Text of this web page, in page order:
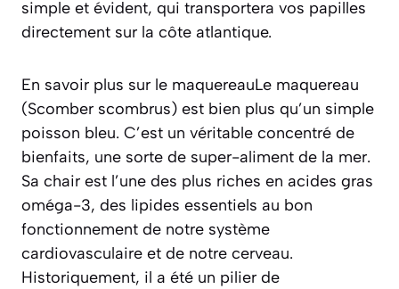
exceptionnel. Ses arômes d’agrumes
(pamplemousse, citron vert) et sa tension
poisson et compléteront à merveille l’acidité de
la sauce.
Une autre option tout aussi pertinente serait un
Muscadet Sèvre et Maine sur lie . Ce vin, issu
de la région nantaise, offre une fraîcheur saline
et une légère note iodée qui semblent tout droit
sorties de l’océan. C’est un mariage de terroir,
simple et évident, qui transportera vos papilles